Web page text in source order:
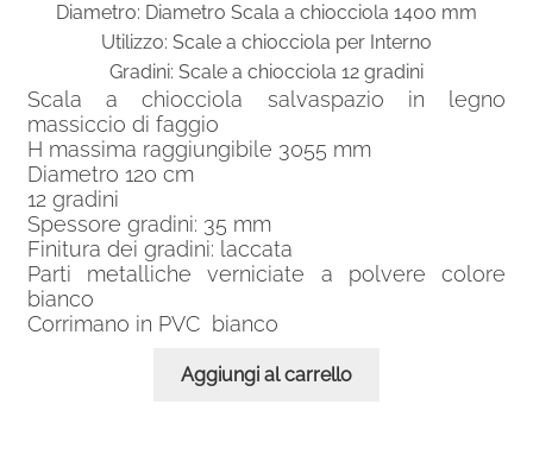
Diametro: Diametro Scala a chiocciola 1400 mm
Utilizzo: Scale a chiocciola per Interno
Gradini: Scale a chiocciola 12 gradini
Scala a chiocciola salvaspazio in legno
massiccio di faggio
H massima raggiungibile 3055 mm
Diametro 120 cm
12 gradini
Spessore gradini: 35 mm
Finitura dei gradini: laccata
Parti metalliche verniciate a polvere colore
bianco
Corrimano in PVC bianco
Aggiungi al carrello